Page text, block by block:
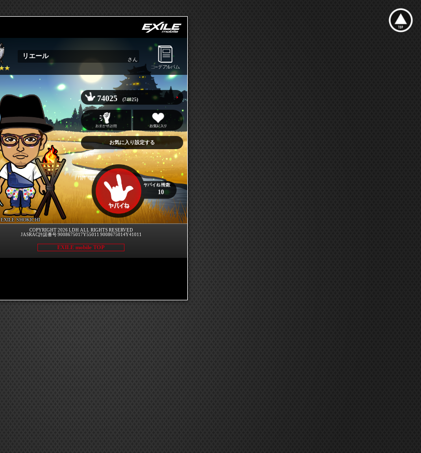
リエール さん
EXILE SHOKICHI
74025 (74025)
お気に入り設定する
10
COPYRIGHT 2026 LDH ALL RIGHTS RESERVED
JASRAC許諾番号 9008675017Y55011 9008675014Y41011
EXILE mobile TOP